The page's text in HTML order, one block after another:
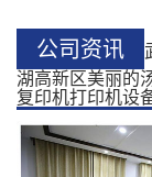
公司资讯
湖高新区美丽的
复印机打印机设